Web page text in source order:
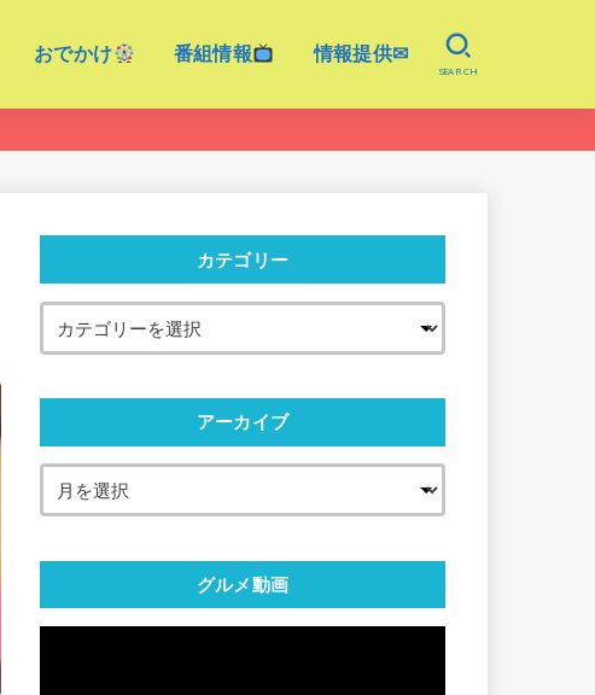
おでかけ 番組情報 情報提供✉
SEARCH
カテゴリー
アーカイブ
グルメ動画